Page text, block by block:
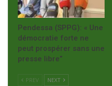
Pendessa (SPPG): « Une
démocratie forte ne
peut prospérer sans une
presse libre”
PREV NEXT